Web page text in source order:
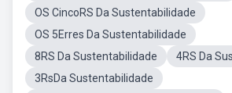
OS CincoRS Da Sustentabilidade
OS 5Erres Da Sustentabilidade
8RS Da Sustentabilidade
4RS Da
3RsDa Sustentabilidade